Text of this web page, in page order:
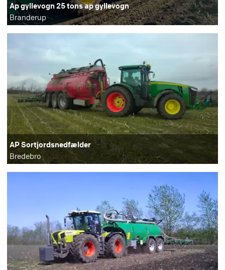
Ap gyllevogn 25 tons ap gyllevogn
Branderup
AP Sortjordsnedfælder
Bredebro